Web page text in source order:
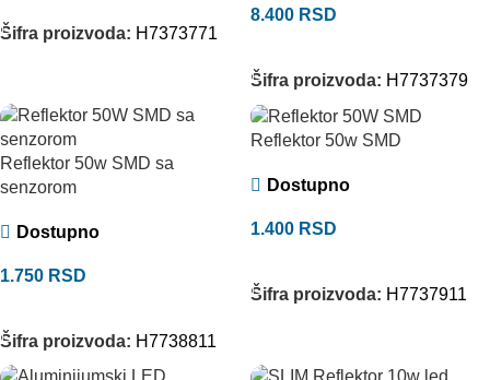
Šifra proizvoda: H7373771
8.400 RSD
Šifra proizvoda: H7737379
Reflektor 50w SMD sa
senzorom
Dostupno
1.750 RSD
Šifra proizvoda: H7738811
Reflektor 50w SMD
Dostupno
1.400 RSD
Šifra proizvoda: H7737911